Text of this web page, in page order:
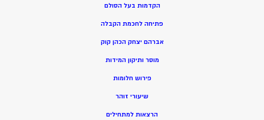
הקדמות בעל הסולם
פתיחה לחכמת הקבלה
אברהם יצחק הכהן קוק
מוסר ותיקון המידות
פירוש חלומות
שיעורי זוהר
הרצאות למתחילים